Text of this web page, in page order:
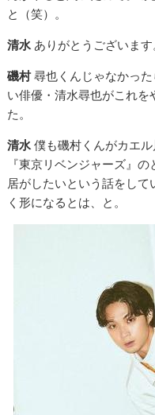
と（笑）。
清水ありがとうございます
磯村尋也くんじゃなかっ
い俳優・清水尋也がこれを
た。
清水僕も磯村くんがカエル
『東京リベンジャーズ』
居がしたいという話をし
く形になるとは、と。